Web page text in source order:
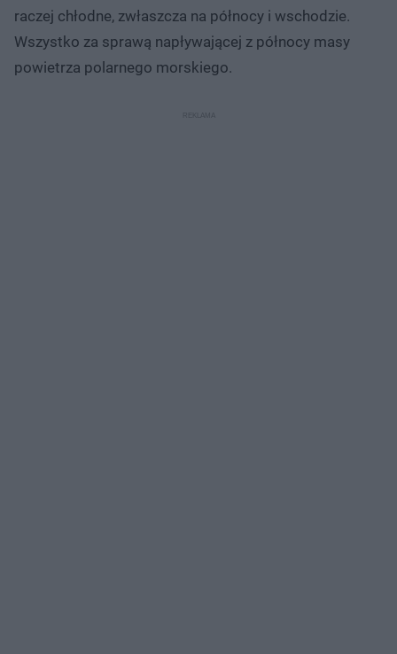
raczej chłodne, zwłaszcza na północy i wschodzie.
Wszystko za sprawą napływającej z północy masy
powietrza polarnego morskiego.